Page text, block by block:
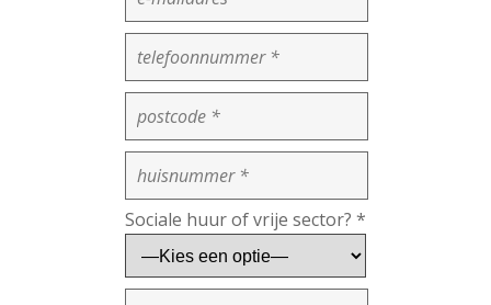
Sociale huur of vrije sector? *